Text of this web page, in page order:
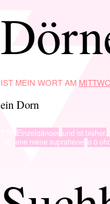
IST MEIN WORT AM
ein Dorn
Einzelgänger, und ist bisher.
ene mene suprahene,o ö